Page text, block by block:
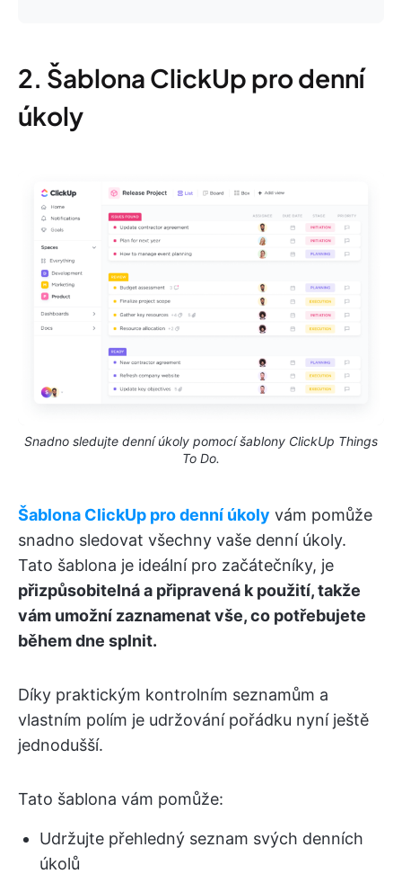
2. Šablona ClickUp pro denní
úkoly
Snadno sledujte denní úkoly pomocí šablony ClickUp Things
To Do.
Šablona ClickUp pro denní úkoly vám pomůže
snadno sledovat všechny vaše denní úkoly.
Tato šablona je ideální pro začátečníky, je
přizpůsobitelná a připravená k použití, takže
vám umožní zaznamenat vše, co potřebujete
během dne splnit.
Díky praktickým kontrolním seznamům a
vlastním polím je udržování pořádku nyní ještě
jednodušší.
Tato šablona vám pomůže:
Udržujte přehledný seznam svých denních
úkolů